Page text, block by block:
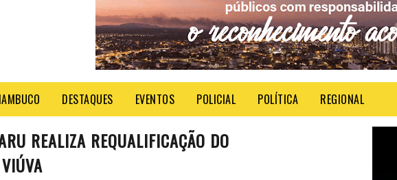
DESTAQUES EVENTOS POLICIAL POLÍTICA REGIONAL
REALIZA REQUALIFICAÇÃO DO